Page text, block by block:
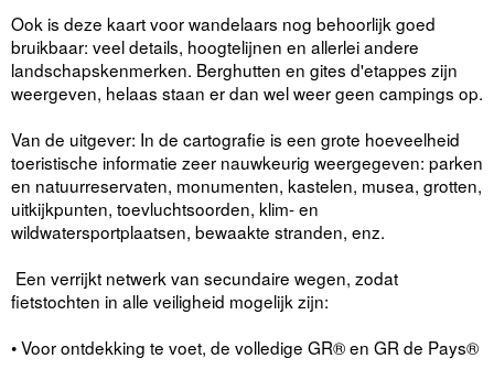
Ook is deze kaart voor wandelaars nog behoorlijk goed
bruikbaar: veel details, hoogtelijnen en allerlei andere
landschapskenmerken. Berghutten en gites d'etappes zijn
weergeven, helaas staan er dan wel weer geen campings op.
Van de uitgever: In de cartografie is een grote hoeveelheid
toeristische informatie zeer nauwkeurig weergegeven: parken
en natuurreservaten, monumenten, kastelen, musea, grotten,
uitkijkpunten, toevluchtsoorden, klim- en
wildwatersportplaatsen, bewaakte stranden, enz.
Een verrijkt netwerk van secundaire wegen, zodat
fietstochten in alle veiligheid mogelijk zijn:
• Voor ontdekking te voet, de volledige GR® en GR de Pays®